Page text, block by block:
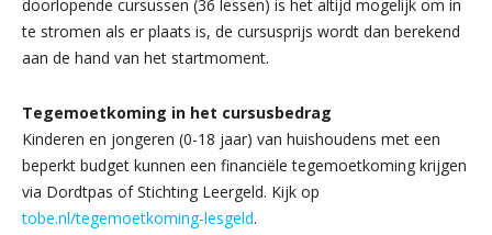
doorlopende cursussen (36 lessen) is het altijd mogelijk om in
te stromen als er plaats is, de cursusprijs wordt dan berekend
aan de hand van het startmoment.
Tegemoetkoming in het cursusbedrag
Kinderen en jongeren (0-18 jaar) van huishoudens met een
beperkt budget kunnen een financiële tegemoetkoming krijgen
via Dordtpas of Stichting Leergeld. Kijk op
tobe.nl/tegemoetkoming-lesgeld.